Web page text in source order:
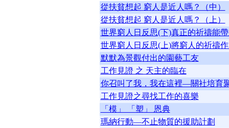
從扶貧想起 窮人是近人嗎？（中）
從扶貧想起 窮人是近人嗎？（上）
世界窮人日反思(下)真正的祈禱能
世界窮人日反思(上)將窮人的祈禱
默默為景觀付出的園藝工友
工作見證 之 天主的臨在
你召叫了我，我在這裡—關社培育
工作見證之尋找工作的喜樂
「模」 「塑」 恩典
瑪納行動—不止物質的援助計劃